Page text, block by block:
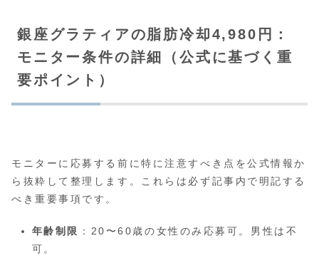
銀座グラティアの脂肪冷却4,980円：
モニター条件の詳細（公式に基づく重
要ポイント）
モニターに応募する前に特に注意すべき点を公式情報か
ら抜粋して整理します。これらは必ず記事内で明記する
べき重要事項です。
年齢制限
：20〜60歳の女性のみ応募可。男性は不
可。